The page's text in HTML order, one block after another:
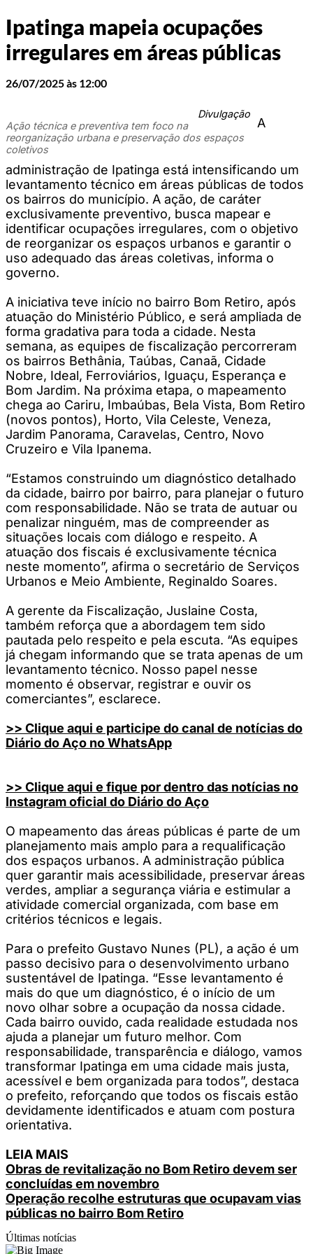
Ipatinga mapeia ocupações
irregulares em áreas públicas
26/07/2025 às 12:00
Divulgação
Ação técnica e preventiva tem foco na
reorganização urbana e preservação dos espaços
coletivos
A
administração de Ipatinga está intensificando um
levantamento técnico em áreas públicas de todos
os bairros do município. A ação, de caráter
exclusivamente preventivo, busca mapear e
identificar ocupações irregulares, com o objetivo
de reorganizar os espaços urbanos e garantir o
uso adequado das áreas coletivas, informa o
governo.
A iniciativa teve início no bairro Bom Retiro, após
atuação do Ministério Público, e será ampliada de
forma gradativa para toda a cidade. Nesta
semana, as equipes de fiscalização percorreram
os bairros Bethânia, Taúbas, Canaã, Cidade
Nobre, Ideal, Ferroviários, Iguaçu, Esperança e
Bom Jardim. Na próxima etapa, o mapeamento
chega ao Cariru, Imbaúbas, Bela Vista, Bom Retiro
(novos pontos), Horto, Vila Celeste, Veneza,
Jardim Panorama, Caravelas, Centro, Novo
Cruzeiro e Vila Ipanema.
“Estamos construindo um diagnóstico detalhado
da cidade, bairro por bairro, para planejar o futuro
com responsabilidade. Não se trata de autuar ou
penalizar ninguém, mas de compreender as
situações locais com diálogo e respeito. A
atuação dos fiscais é exclusivamente técnica
neste momento”, afirma o secretário de Serviços
Urbanos e Meio Ambiente, Reginaldo Soares.
A gerente da Fiscalização, Juslaine Costa,
também reforça que a abordagem tem sido
pautada pelo respeito e pela escuta. “As equipes
já chegam informando que se trata apenas de um
levantamento técnico. Nosso papel nesse
momento é observar, registrar e ouvir os
comerciantes”, esclarece.
>> Clique aqui e participe do canal de notícias do
Diário do Aço no WhatsApp
>> Clique aqui e fique por dentro das notícias no
Instagram oficial do Diário do Aço
O mapeamento das áreas públicas é parte de um
planejamento mais amplo para a requalificação
dos espaços urbanos. A administração pública
quer garantir mais acessibilidade, preservar áreas
verdes, ampliar a segurança viária e estimular a
atividade comercial organizada, com base em
critérios técnicos e legais.
Para o prefeito Gustavo Nunes (PL), a ação é um
passo decisivo para o desenvolvimento urbano
sustentável de Ipatinga. “Esse levantamento é
mais do que um diagnóstico, é o início de um
novo olhar sobre a ocupação da nossa cidade.
Cada bairro ouvido, cada realidade estudada nos
ajuda a planejar um futuro melhor. Com
responsabilidade, transparência e diálogo, vamos
transformar Ipatinga em uma cidade mais justa,
acessível e bem organizada para todos”, destaca
o prefeito, reforçando que todos os fiscais estão
devidamente identificados e atuam com postura
orientativa.
LEIA MAIS
Obras de revitalização no Bom Retiro devem ser
concluídas em novembro
Operação recolhe estruturas que ocupavam vias
públicas no bairro Bom Retiro
Últimas notícias